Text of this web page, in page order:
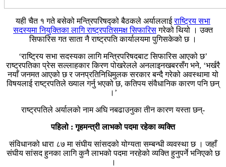
यही चैत १ गते बसेको मन्त्रिपरिषद्को बैठकले अर्याललाईराष्ट्रिय सभा
सदस्यमा नियुक्तिका लागि राष्ट्रपतिसमक्ष सिफारिसगरेको थियो । उक्त
सिफारिस गत साता नै राष्ट्रपति कार्यालयमा पुगिसकेको छ ।
‘राष्ट्रिय सभा सदस्यका लागि मन्त्रिपरिषदबाट सिफारिस आएको छ’
राष्ट्रपतिका प्रेस सल्लाहकार किरण पोखरेलले अनलाइनखबरसँग भने, ‘भर्खरै
नयाँ जनमत आएको छ र जनप्रतिनिधिमुलक सरकार बन्दै गरेको अवस्थामा यो
विषयलाई राष्ट्रपतिले ख्याल गर्नु भएको छ, कतिपय संवैधानिक कारण पनि छन्
।’
राष्ट्रपतिले अर्यालको नाम अघि नबढाउनुका तीन कारण यस्ता छन्-
पहिलो : गृहमन्त्री लाभको पदमा रहेका व्यक्ति
संविधानको धारा ८७ मा संघीय सांसदको योग्यता सम्बन्धी व्यवस्था छ । जहाँ
संघीय सांसद हुनका लागि कुनै लाभको पदमा नरहेको व्यक्ति हुनुपर्ने भनिएको छ
।